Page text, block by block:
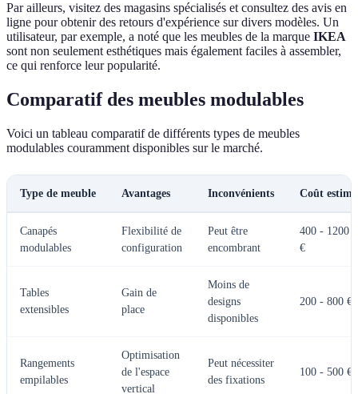
Par ailleurs, visitez des magasins spécialisés et consultez des avis en
ligne pour obtenir des retours d'expérience sur divers modèles. Un
utilisateur, par exemple, a noté que les meubles de la marque IKEA
sont non seulement esthétiques mais également faciles à assembler,
ce qui renforce leur popularité.
Comparatif des meubles modulables
Voici un tableau comparatif de différents types de meubles
modulables couramment disponibles sur le marché.
Type de meuble Avantages Inconvénients Coût estimé
Canapés
modulables
Flexibilité de
configuration
Peut être
encombrant
400 - 1200
€
Tables
extensibles
Gain de
place
Moins de
designs
disponibles
200 - 800 €
Rangements
empilables
Optimisation
de l'espace
vertical
Peut nécessiter
des fixations
100 - 500 €